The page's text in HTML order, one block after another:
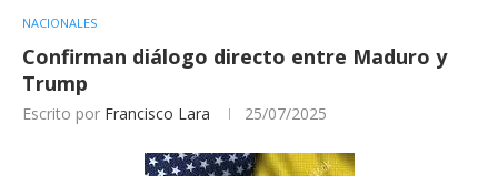
NACIONALES
Confirman diálogo directo entre Maduro y
Trump
Escrito por Francisco Lara 25/07/2025